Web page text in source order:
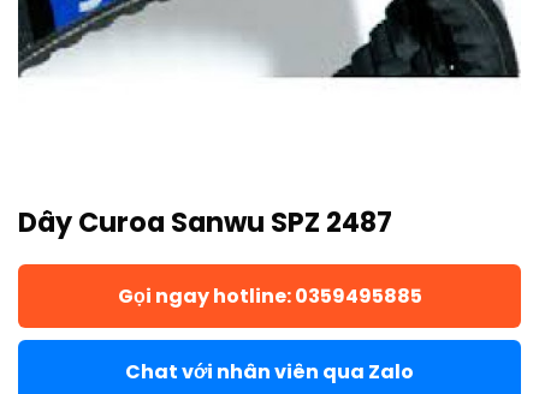
Dây Curoa Sanwu SPZ 2487
Gọi ngay hotline: 0359495885
Chat với nhân viên qua Zalo